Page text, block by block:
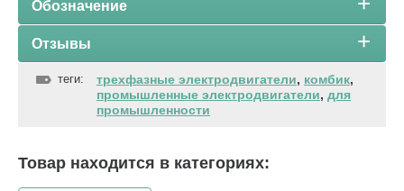
Обозначение
Отзывы
теги: трехфазные электродвигатели, комбик,
промышленные электродвигатели, для
промышленности
Товар находится в категориях: